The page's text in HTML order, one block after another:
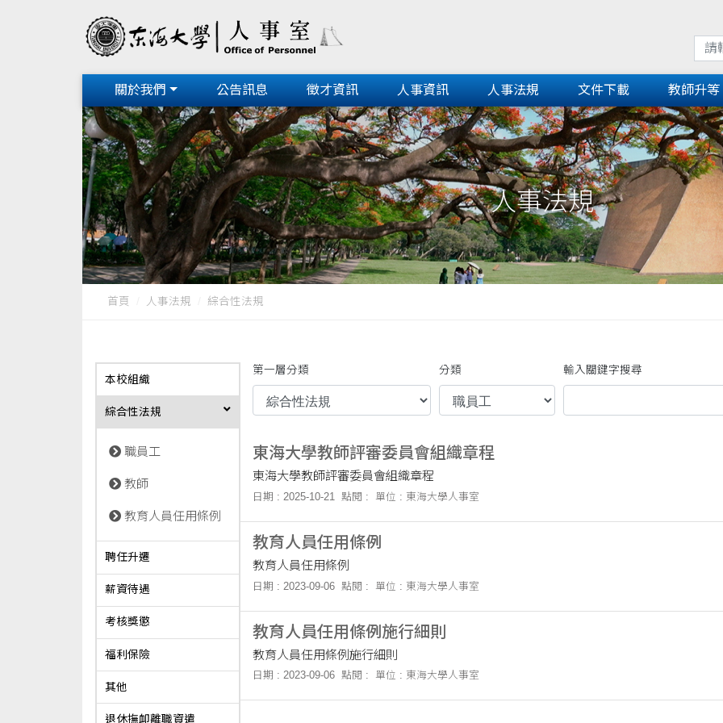
關於我們 公告訊息 徵才資訊 人事資訊 人事法規 文件下載 教師升等
人事法規
首頁 人事法規 綜合性法規
本校組織
綜合性法規
職員工
教師
教育人員任用條例
聘任升遷
薪資待遇
考核獎懲
福利保險
其他
退休撫卹離職資遣
第一層分類 分類 輸入關鍵字搜尋
東海大學教師評審委員會組織章程
東海大學教師評審委員會組織章程
日期 : 2025-10-21 點閱 : 單位 : 東海大學人事室
教育人員任用條例
教育人員任用條例
日期 : 2023-09-06 點閱 : 單位 : 東海大學人事室
教育人員任用條例施行細則
教育人員任用條例施行細則
日期 : 2023-09-06 點閱 : 單位 : 東海大學人事室